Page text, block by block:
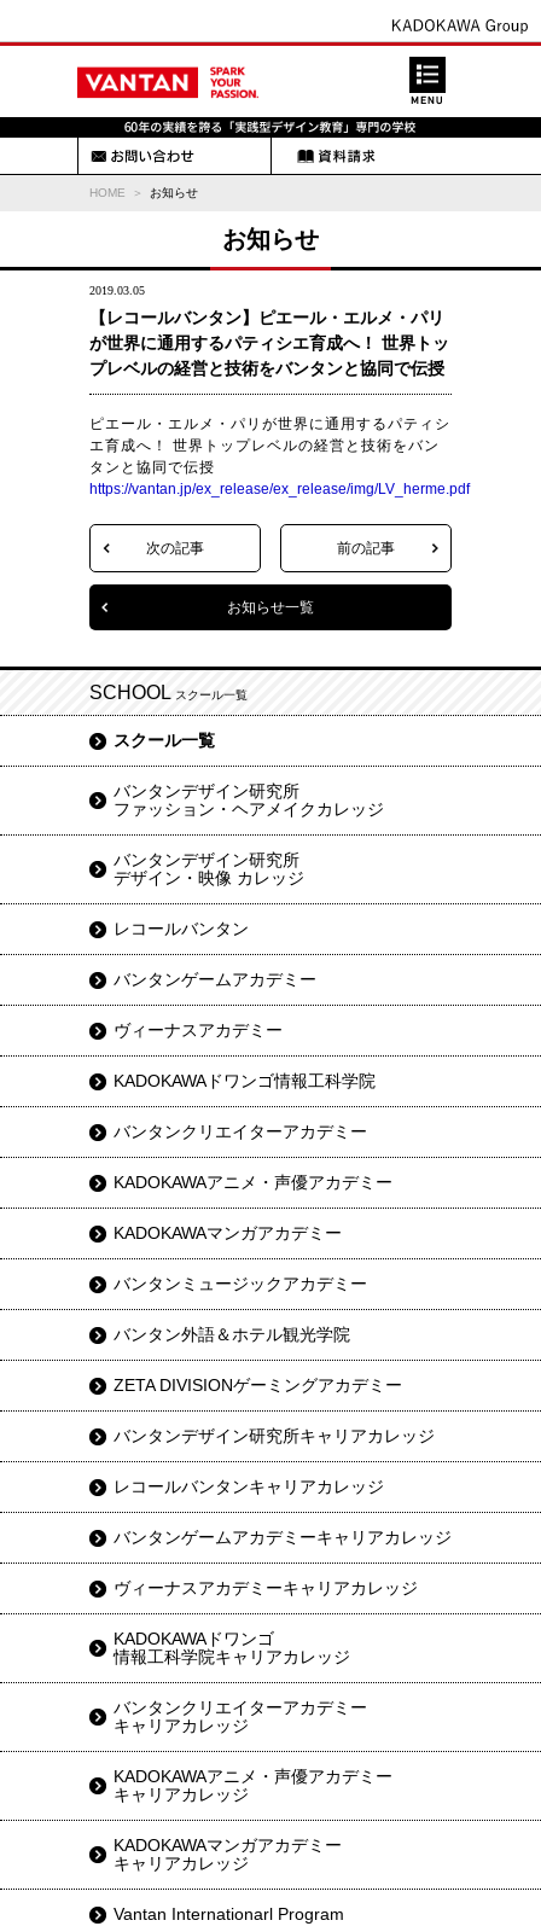
HOME お知らせ
お知らせ
2019.03.05
【レコールバンタン】ピエール・エルメ・パリ
が世界に通用するパティシエ育成へ！ 世界トッ
プレベルの経営と技術をバンタンと協同で伝授
ピエール・エルメ・パリが世界に通用するパティシ
エ育成へ！ 世界トップレベルの経営と技術をバン
タンと協同で伝授
https://vantan.jp/ex_release/ex_release/img/LV_herme.pdf
次の記事 前の記事
お知らせ一覧
SCHOOL スクール一覧
スクール一覧
バンタンデザイン研究所
ファッション・ヘアメイクカレッジ
バンタンデザイン研究所
デザイン・映像 カレッジ
レコールバンタン
バンタンゲームアカデミー
ヴィーナスアカデミー
KADOKAWAドワンゴ情報工科学院
バンタンクリエイターアカデミー
KADOKAWAアニメ・声優アカデミー
KADOKAWAマンガアカデミー
バンタンミュージックアカデミー
バンタン外語＆ホテル観光学院
ZETA DIVISIONゲーミングアカデミー
バンタンデザイン研究所キャリアカレッジ
レコールバンタンキャリアカレッジ
バンタンゲームアカデミーキャリアカレッジ
ヴィーナスアカデミーキャリアカレッジ
KADOKAWAドワンゴ
情報工科学院キャリアカレッジ
バンタンクリエイターアカデミー
キャリアカレッジ
KADOKAWAアニメ・声優アカデミー
キャリアカレッジ
KADOKAWAマンガアカデミー
キャリアカレッジ
Vantan Internationarl Program